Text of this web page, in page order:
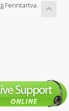
Fenntartva.